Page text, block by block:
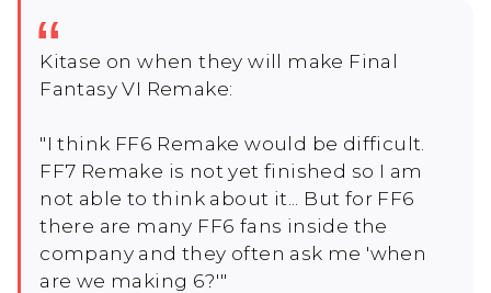
Kitase on when they will make Final
Fantasy VI Remake:
"I think FF6 Remake would be difficult.
FF7 Remake is not yet finished so I am
not able to think about it... But for FF6
there are many FF6 fans inside the
company and they often ask me 'when
are we making 6?'"